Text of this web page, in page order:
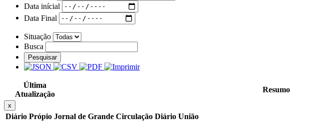
Data inícial
Data Final
Situação
Busca
Pesquisar
Última
Atualização
Resumo
x
Diário Própio Jornal de Grande Circulação Diário União